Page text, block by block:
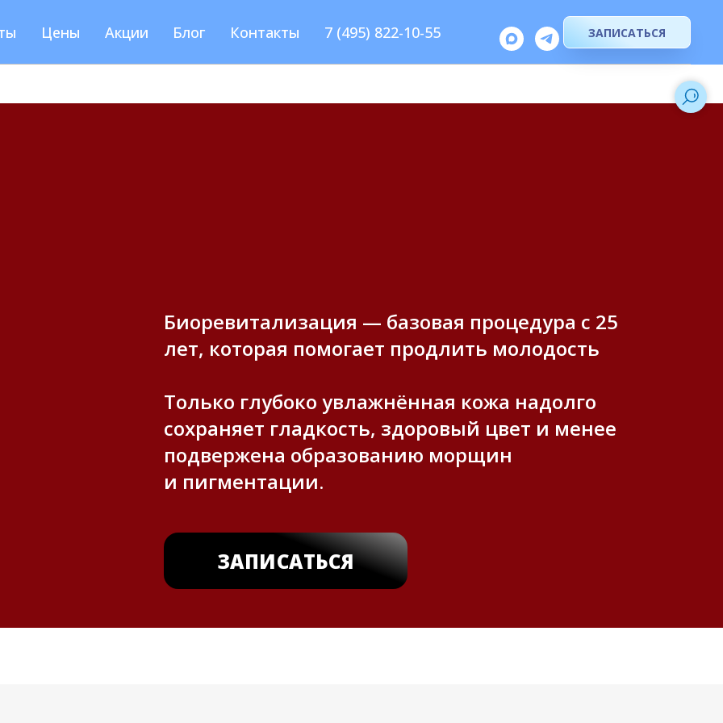
Цены Акции Блог Контакты 7 (495) 822-10-55 ЗАПИСАТЬСЯ
Биоревитализация — базовая процедура с 25
лет, которая помогает продлить молодость
Только глубоко увлажнённая кожа надолго
сохраняет гладкость, здоровый цвет и менее
подвержена образованию морщин
и пигментации.
ЗАПИСАТЬСЯ